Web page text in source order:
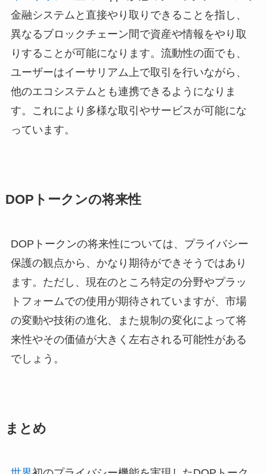
金融システムと直接やり取りできることを指し、
異なるブロックチェーン間で資産や情報をやり取
りすることが可能になります。流動性の面でも、
ユーザーはイーサリアム上で取引を行いながら、
他のエコシステムとも連携できるようになりま
す。これにより多様な取引やサービスが可能にな
っています。
DOPトークンの将来性
DOPトークンの将来性については、プライバシー
保護の観点から、かなり期待ができそうではあり
ます。ただし、現在のところ特定の分野やプラッ
トフォームでの使用が期待されていますが、市場
の変動や技術の進化、また規制の変化によって将
来性やその価値が大きく左右される可能性がある
でしょう。
まとめ